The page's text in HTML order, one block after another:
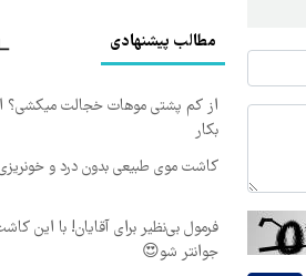
مطالب پیشنهادی
از کم پشتی موهات خجالت میکشی؟
بکار
کاشت موی طبیعی بدون درد و
جوانتر شو😍